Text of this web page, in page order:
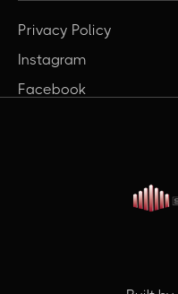
Privacy Policy
Instagram
Facebook